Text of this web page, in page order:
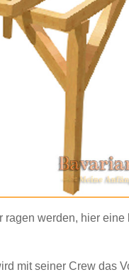
werden, hier
mit seiner Crew das